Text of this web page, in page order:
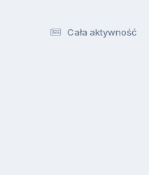
Cała aktywność